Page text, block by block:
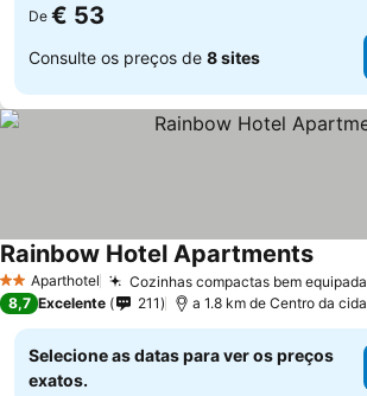
De € 53
Consulte os preços de 8 sites
2 EstrelasAparthotel Cozinhas compactas bem
Rainbow Hotel Apartments
8,7 Excelente 211 a 1.8 km de Centro da
Selecione as datas para ver os preços
exatos.